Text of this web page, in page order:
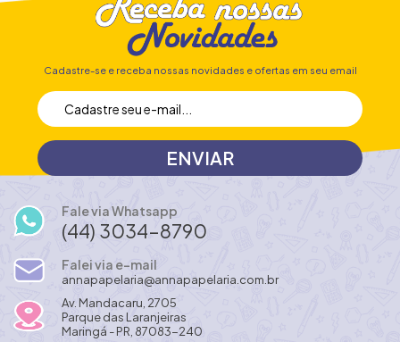
Cadastre-se e receba nossas novidades e ofertas em seu email
Fale via Whatsapp
(44) 3034-8790
Falei via e-mail
annapapelaria@annapapelaria.com.br
Av. Mandacaru, 2705
Parque das Laranjeiras
Maringá - PR, 87083-240